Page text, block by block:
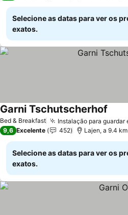
Selecione as datas para ver os
exatos.
Bed & Breakfast Instalação para guardar
Garni Tschutscherhof
9,6 Excelente 452 Lajen, a 9.4
Selecione as datas para ver os
exatos.